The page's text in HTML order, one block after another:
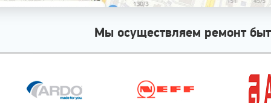
Мы осуществляем ремонт